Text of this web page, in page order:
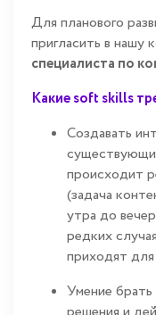
Для планового
пригласить в нашу
специалиста по
Какие soft skills
Создавать
происходит
(задача
утра до
редких
приходят
Умение брать